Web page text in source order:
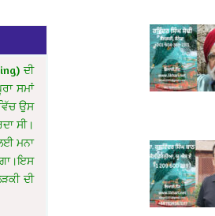
ਦੀ
ਸਮਾਂ
ਉਸ
ਸੀ।
ਮਨਾ
ਦੀ